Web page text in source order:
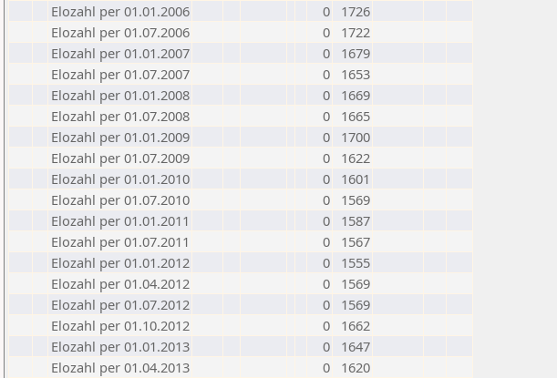
Elozahl per 01.01.2006
0
1726
Elozahl per 01.07.2006
0
1722
Elozahl per 01.01.2007
0
1679
Elozahl per 01.07.2007
0
1653
Elozahl per 01.01.2008
0
1669
Elozahl per 01.07.2008
0
1665
Elozahl per 01.01.2009
0
1700
Elozahl per 01.07.2009
0
1622
Elozahl per 01.01.2010
0
1601
Elozahl per 01.07.2010
0
1569
Elozahl per 01.01.2011
0
1587
Elozahl per 01.07.2011
0
1567
Elozahl per 01.01.2012
0
1555
Elozahl per 01.04.2012
0
1569
Elozahl per 01.07.2012
0
1569
Elozahl per 01.10.2012
0
1662
Elozahl per 01.01.2013
0
1647
Elozahl per 01.04.2013
0
1620